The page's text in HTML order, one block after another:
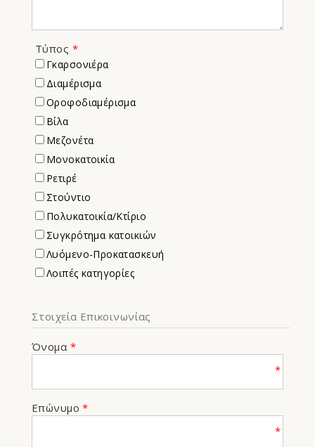
Τύπος *
Γκαρσονιέρα
Διαμέρισμα
Οροφοδιαμέρισμα
Βίλα
Μεζονέτα
Μονοκατοικία
Ρετιρέ
Στούντιο
Πολυκατοικία/Κτίριο
Συγκρότημα κατοικιών
Λυόμενο-Προκατασκευή
Λοιπές κατηγορίες
Στοιχεία Επικοινωνίας
Όνομα *
*
Επώνυμο *
*